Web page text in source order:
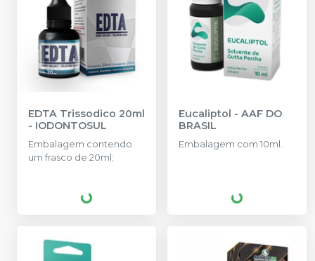
EDTA Trissodico 20ml
- IODONTOSUL
Embalagem contendo
um frasco de 20ml;
Eucaliptol - AAF DO
BRASIL
Embalagem com 10ml.